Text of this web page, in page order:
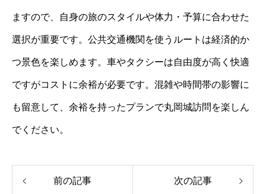
ますので、自身の旅のスタイルや体力・予算に合わせた
選択が重要です。公共交通機関を使うルートは経済的か
つ景色を楽しめます。車やタクシーは自由度が高く快適
ですがコストに余裕が必要です。混雑や時間帯の影響に
も留意して、余裕を持ったプランで丸岡城訪問を楽しん
でください。
前の記事 次の記事